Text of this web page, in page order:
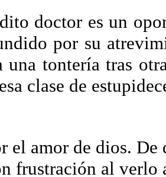
doctor es un
por su
una tontería tras
clase de
el amor de dios. De
frustración al verlo